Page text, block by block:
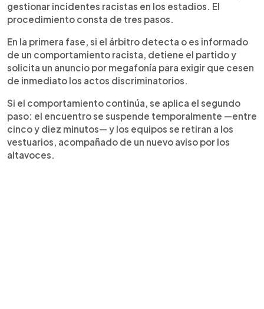
gestionar incidentes racistas en los estadios. El
procedimiento consta de tres pasos.
En la primera fase, si el árbitro detecta o es informado
de un comportamiento racista, detiene el partido y
solicita un anuncio por megafonía para exigir que cesen
de inmediato los actos discriminatorios.
Si el comportamiento continúa, se aplica el segundo
paso: el encuentro se suspende temporalmente —entre
cinco y diez minutos— y los equipos se retiran a los
vestuarios, acompañado de un nuevo aviso por los
altavoces.